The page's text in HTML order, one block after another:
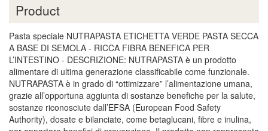
Product
Pasta speciale NUTRAPASTA ETICHETTA VERDE PASTA SECCA
A BASE DI SEMOLA - RICCA FIBRA BENEFICA PER
L’INTESTINO - DESCRIZIONE: NUTRAPASTA è un prodotto
alimentare di ultima generazione classificabile come funzionale.
NUTRAPASTA è in grado di “ottimizzare” l’alimentazione umana,
grazie all’opportuna aggiunta di sostanze benefiche per la salute,
sostanze riconosciute dall’EFSA (European Food Safety
Authority), dosate e bilanciate, come betaglucani, fibre e inulina,